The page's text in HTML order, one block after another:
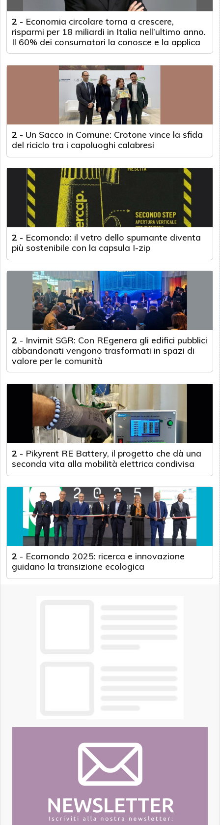
2 - Economia circolare torna a crescere,
risparmi per 18 miliardi in Italia nell’ultimo anno.
Il 60% dei consumatori la conosce e la applica
2 - Un Sacco in Comune: Crotone vince la sfida
del riciclo tra i capoluoghi calabresi
2 - Ecomondo: il vetro dello spumante diventa
più sostenibile con la capsula I-zip
2 - Invimit SGR: Con REgenera gli edifici pubblici
abbandonati vengono trasformati in spazi di
valore per le comunità
2 - Pikyrent RE Battery, il progetto che dà una
seconda vita alla mobilità elettrica condivisa
2 - Ecomondo 2025: ricerca e innovazione
guidano la transizione ecologica